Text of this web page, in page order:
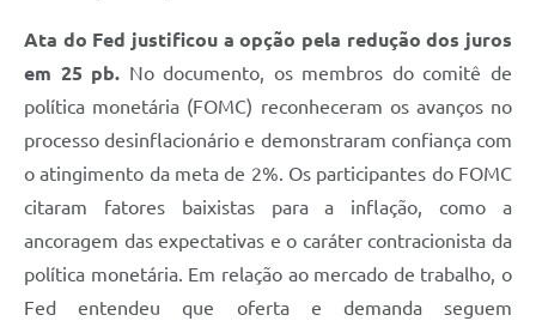
Ata do Fed justificou a opção pela redução dos juros
em 25 pb. No documento, os membros do comitê de
política monetária (FOMC) reconheceram os avanços no
processo desinflacionário e demonstraram confiança com
o atingimento da meta de 2%. Os participantes do FOMC
citaram fatores baixistas para a inflação, como a
ancoragem das expectativas e o caráter contracionista da
política monetária. Em relação ao mercado de trabalho, o
Fed entendeu que oferta e demanda seguem